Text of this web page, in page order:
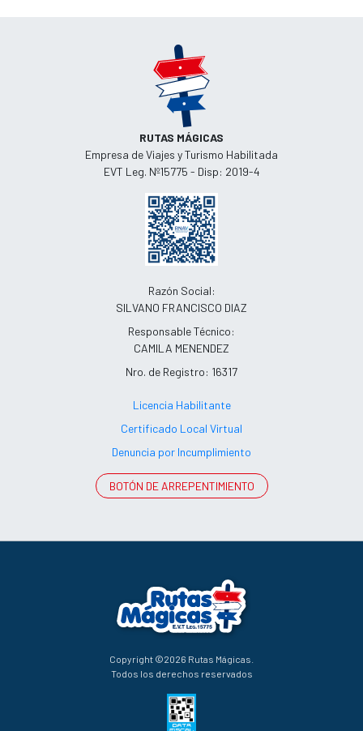
RUTAS MÁGICAS
Empresa de Viajes y Turismo Habilitada
EVT Leg. Nº15775 - Disp: 2019-4
Razón Social:
SILVANO FRANCISCO DIAZ
Responsable Técnico:
CAMILA MENENDEZ
Nro. de Registro: 16317
Licencia Habilitante
Certificado Local Virtual
Denuncia por Incumplimiento
BOTÓN DE ARREPENTIMIENTO
Copyright ©2026 Rutas Mágicas.
Todos los derechos reservados